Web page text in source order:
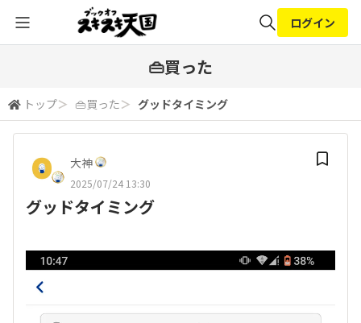
検索
ログイン
👜買った
トップ＞ 👜買った＞ グッドタイミング
大神
2025/07/24 13:30
グッドタイミング